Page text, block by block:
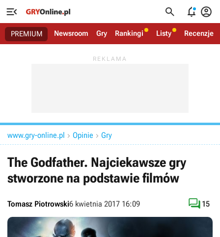
   
PREMIUM Newsroom Gry Rankingi Listy Recenzje
www.gry-online.pl  Opinie  Gry
The Godfather. Najciekawsze gry
stworzone na podstawie filmów
Tomasz Piotrowski6 kwietnia 2017 16:09  15